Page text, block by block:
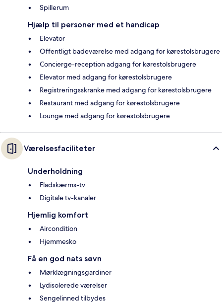
Spillerum
Hjælp til personer med et handicap
Elevator
Offentligt badeværelse med adgang for kørestolsbrugere
Concierge-reception adgang for kørestolsbrugere
Elevator med adgang for kørestolsbrugere
Registreringsskranke med adgang for kørestolsbrugere
Restaurant med adgang for kørestolsbrugere
Lounge med adgang for kørestolsbrugere
Værelsesfaciliteter
Underholdning
Fladskærms-tv
Digitale tv-kanaler
Hjemlig komfort
Aircondition
Hjemmesko
Få en god nats søvn
Mørklægningsgardiner
Lydisolerede værelser
Sengelinned tilbydes